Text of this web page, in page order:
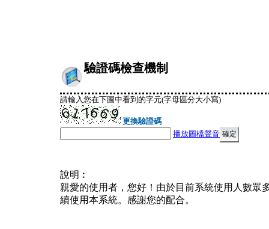
驗證碼檢查機制
請輸入您在下圖中看到的字元(字母區分大小寫)
更換驗證碼
播放圖檔聲音
說明︰
親愛的使用者，您好！由於目前系統使用人數眾
續使用本系統。感謝您的配合。